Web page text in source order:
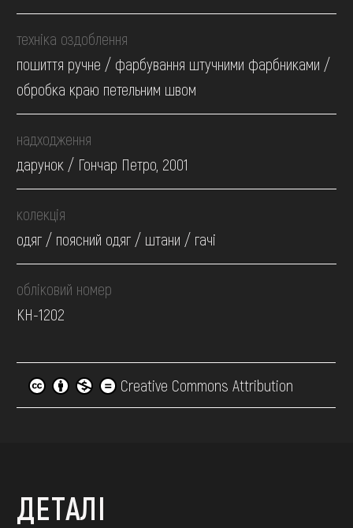
техніка оздоблення
пошиття ручне / фарбування штучними фарбниками /
обробка краю петельним швом
надходження
дарунок / Гончар Петро, 2001
колекція
одяг / поясний одяг / штани / гачі
обліковий номер
КН-1202
Creative Commons Attribution
ДЕТАЛІ